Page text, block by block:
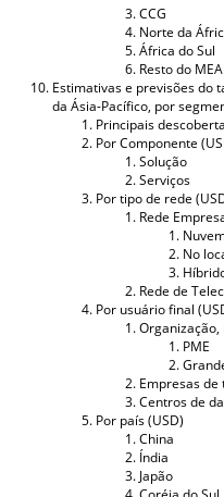
CCG
Norte da
África do Sul
Resto do MEA
Estimativas e previsões do
da Ásia-Pacífico, por
Principais
Por Componente
Solução
Serviços
Por tipo de rede
Rede
No
Rede de
Por usuário final
Organização,
PME
Empresas
Centros de
Por país (USD)
China
Índia
Japão